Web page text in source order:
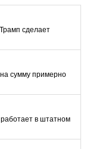
сделает
сумму примерно
работает в штатном